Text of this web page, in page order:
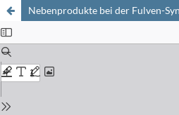
Nebenprodukte bei der Fulven-